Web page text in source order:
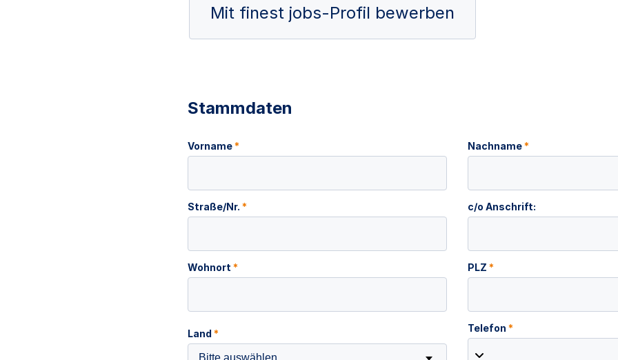
Mit finest jobs-Profil bewerben
Stammdaten
Vorname* Nachname*
Straße/Nr. * c/o Anschrift:
Wohnort * PLZ *
Land * Telefon *